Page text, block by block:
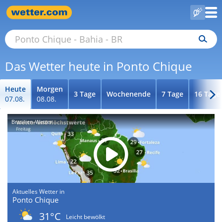
Das Wetter heute in Ponto Chique
Heute
07.08.
Morgen
08.08.
3 Tage Wochenende 7 Tage 16 Tage
Brasilien-Wetter
Aktuelles Wetter in
Ponto Chique
31°C
Leicht bewölkt